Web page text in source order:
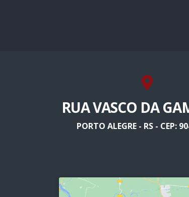
RUA VASCO DA
PORTO ALEGRE - RS - CEP: